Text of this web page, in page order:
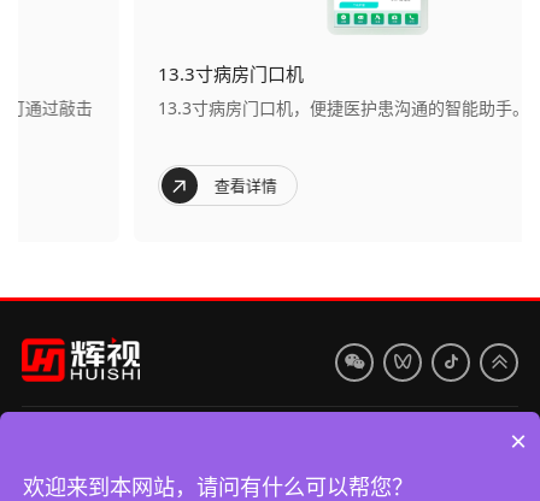
13.3寸病房门口机
13.3寸病房门口机，便捷医护患沟通的智能助手。
查看详情
深圳市龙华区民治梅龙大道南贤商业广场B座1202
×
欢迎来到本网站，请问有什么可以帮您？